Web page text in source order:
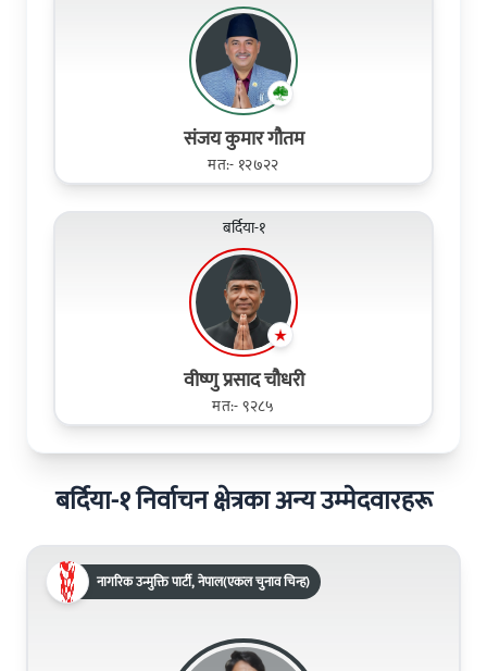
संजय कुमार गौतम
मत:- १२७२२
बर्दिया-१
वीष्णु प्रसाद चौधरी
मत:- ९२८५
बर्दिया-१ निर्वाचन क्षेत्रका अन्य उम्मेदवारहरू
नागरिक उन्मुक्ति पार्टी, नेपाल(एकल चुनाव चिन्ह)